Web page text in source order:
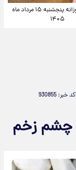
فال قهوه روزانه پنجشنبه ۱۵ مرداد ماه
۱۴۰۵
کد خبر: 930855
چشم زخم